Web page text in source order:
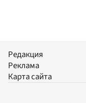
Редакция
Реклама
Карта сайта